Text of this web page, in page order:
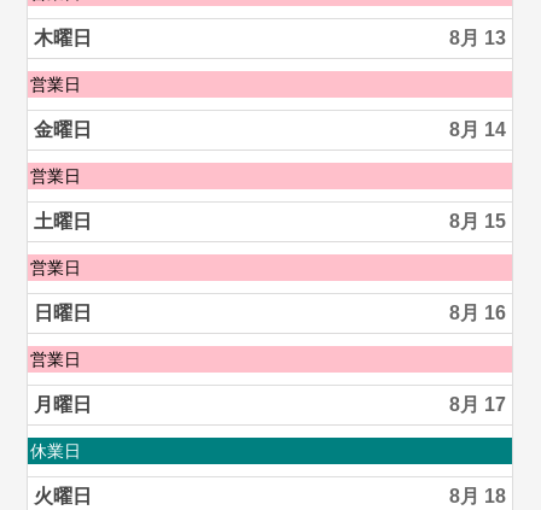
11th
2026
日,
8
月
12th
2026
木曜日 8月 13
木
日,
8
月
13th
2026
営業日
金曜日 8月 14
金
日,
8
月
14th
2026
営業日
土曜日 8月 15
土
日,
8
月
15th
2026
営業日
日曜日 8月 16
日
日,
8
月
16th
2026
営業日
月曜日 8月 17
月
日,
休業日
火曜日 8月 18